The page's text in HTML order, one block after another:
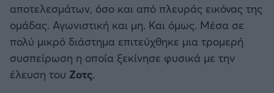
αποτελεσμάτων, όσο και από πλευράς εικόνας της
ομάδας. Αγωνιστική και μη. Και όμως. Μέσα σε
πολύ μικρό διάστημα επιτεύχθηκε μια τρομερή
συσπείρωση η οποία ξεκίνησε φυσικά με την
έλευση του Ζοτς.